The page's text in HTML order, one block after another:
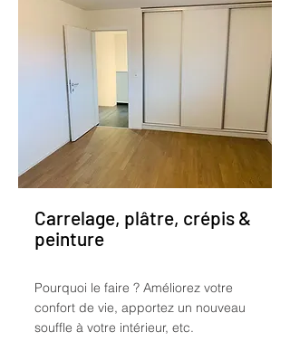
Carrelage, plâtre, crépis &
peinture
Pourquoi le faire ? Améliorez votre
confort de vie, apportez un nouveau
souffle à votre intérieur, etc.